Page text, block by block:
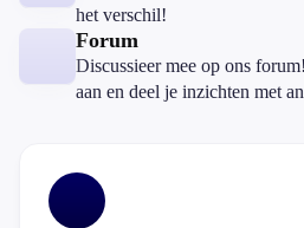
het verschil!
Forum
Discussieer mee op ons
aan en deel je inzichten met